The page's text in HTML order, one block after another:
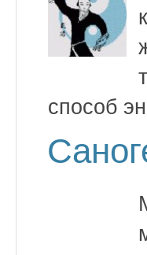
способ